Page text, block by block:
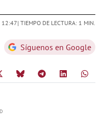
12:47| TIEMPO DE LECTURA: 1 MIN.
Síguenos en Google